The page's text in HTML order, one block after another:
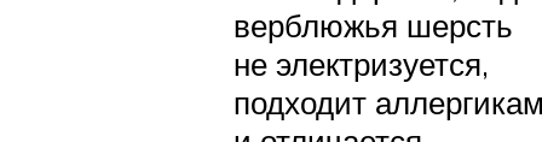
верблюжья шерсть
не электризуется,
подходит